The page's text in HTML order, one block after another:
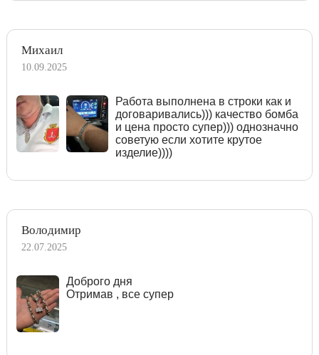
Михаил
10.09.2025
Работа выполнена в строки как и
договаривались))) качество бомба
и цена просто супер))) однозначно
советую если хотите крутое
изделие))))
Володимир
22.07.2025
Доброго дня
Отримав , все супер